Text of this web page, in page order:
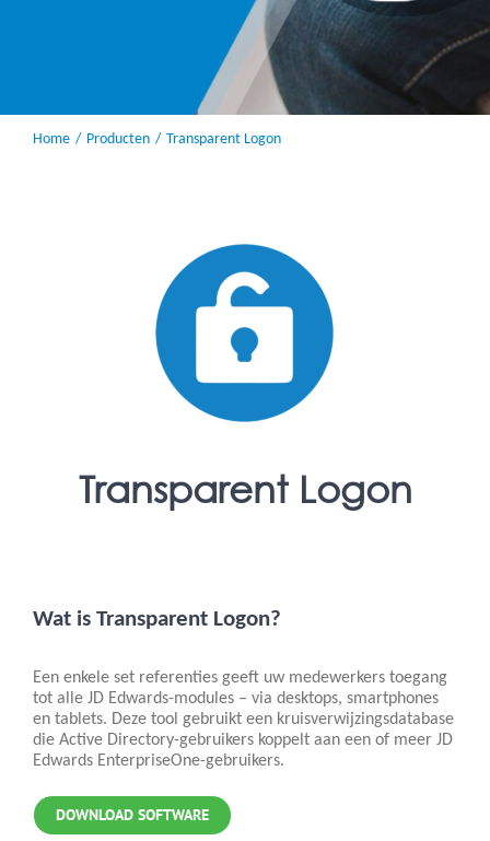
Home Producten Transparent Logon
Transparent Logon
Wat is Transparent Logon?
Een enkele set referenties geeft uw medewerkers toegang
tot alle JD Edwards-modules – via desktops, smartphones
en tablets. Deze tool gebruikt een kruisverwijzingsdatabase
die Active Directory-gebruikers koppelt aan een of meer JD
Edwards EnterpriseOne-gebruikers.
DOWNLOAD SOFTWARE